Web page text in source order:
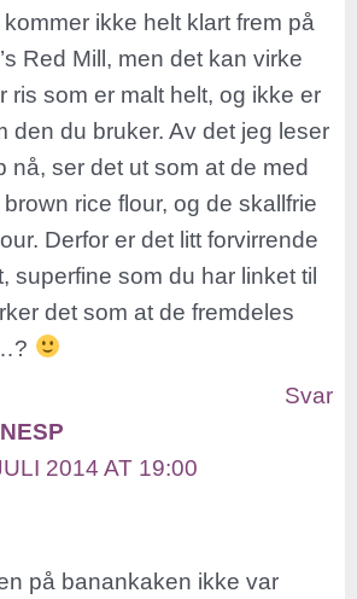
ikke helt klart frem på
Red Mill, men det kan virke
ris som er malt helt, og ikke er
den du bruker. Av det jeg leser
nå, ser det ut som at de med
rice flour, og de skallfrie
Derfor er det litt forvirrende
superfine som du har linket til
det som at de fremdeles
Svar
2014 AT 19:00
på banankaken ikke var